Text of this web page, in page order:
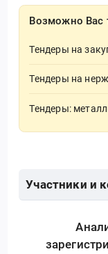
Возможно Вас
Тендеры на
Тендеры на
Тендеры:
Участники и